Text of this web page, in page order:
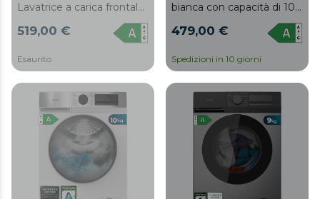
Lavatrice a carica frontale
da 10 kg, 1400 giri/min,
classe A, 16 programmi,
SteamMax, lavaggio
intelligente e rilevatore di
carico.
519,00 €
Esaurito
bianca con capacità di 10
programmi, classe A-10 %,
elegante pannello in
acciaio inox, SteamMax,
Drum Clean, Allergy Care,
Pearl Drum, Delay Start,
Función Silence, Stop&Go
e Kid Lock.
479,00 €
Spedizioni in 10 giorni